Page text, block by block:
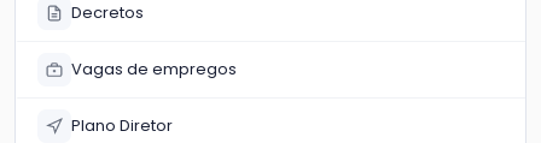
Decretos
Vagas de empregos
Plano Diretor